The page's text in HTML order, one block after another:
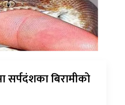
बिरामीको